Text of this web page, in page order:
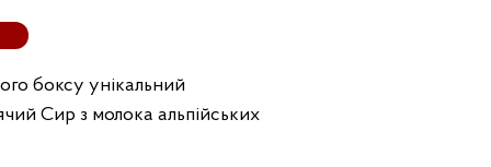
боксу унікальний
Сир з молока альпійських